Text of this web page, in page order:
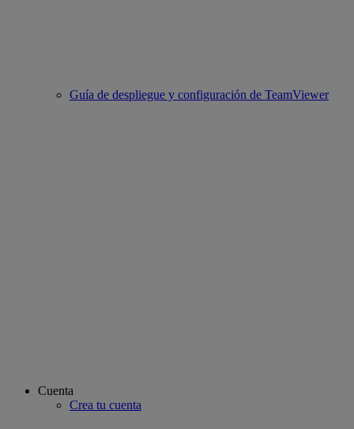
Guía de despliegue y configuración de TeamViewer
Cuenta
Crea tu cuenta